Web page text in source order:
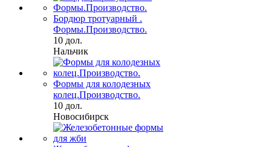
Бордюр тротуарный .
Формы.Производство.
10 дол.
Нальчик
Формы для колодезных
колец.Производство.
10 дол.
Новосибирск